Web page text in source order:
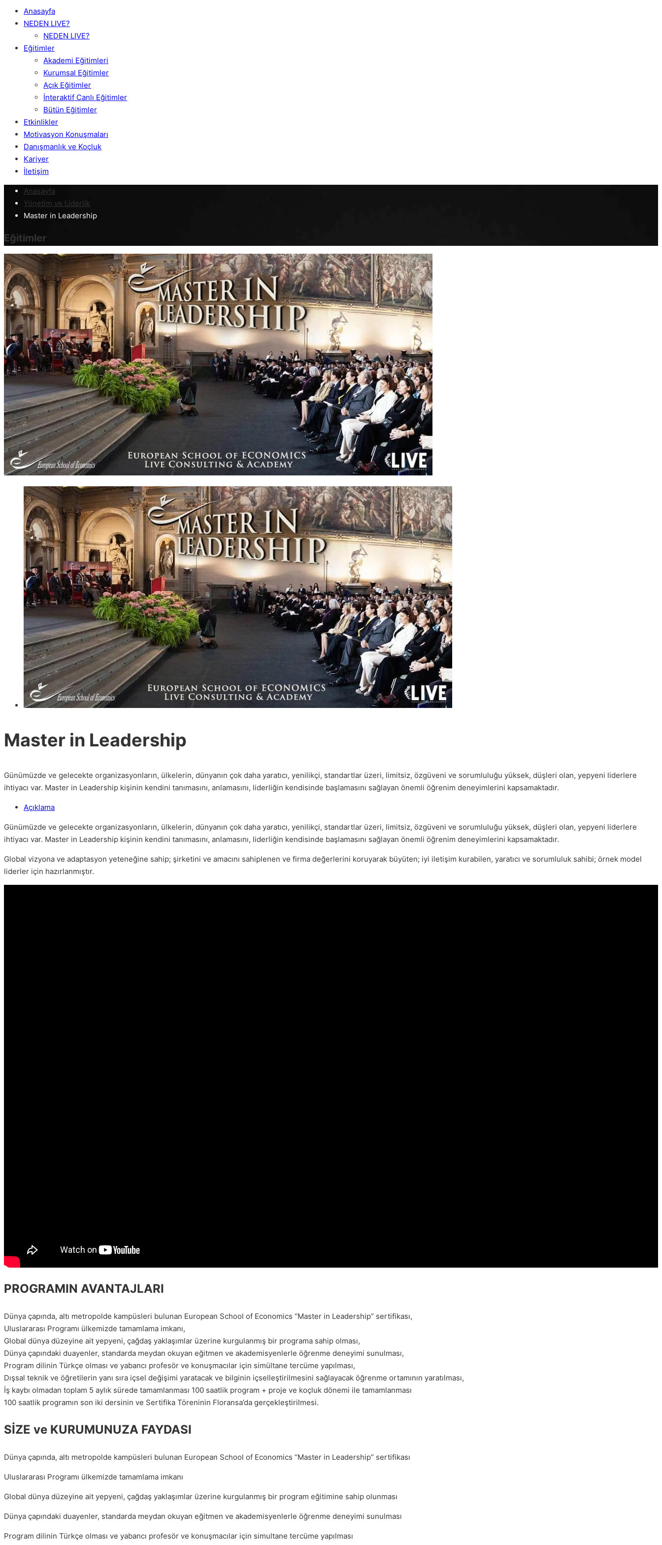
Anasayfa
NEDEN LIVE?
NEDEN LIVE?
Eğitimler
Akademi Eğitimleri
Kurumsal Eğitimler
Açık Eğitimler
İnteraktif Canlı Eğitimler
Bütün Eğitimler
Etkinlikler
Motivasyon Konuşmaları
Danışmanlık ve Koçluk
Kariyer
İletişim
Anasayfa
Yönetim ve Liderlik
Master in Leadership
Eğitimler
Master in Leadership
Günümüzde ve gelecekte organizasyonların, ülkelerin, dünyanın çok daha yaratıcı, yenilikçi, standartlar üzeri, limitsiz, özgüveni ve sorumluluğu yüksek, düşleri olan, yepyeni liderlere
ihtiyacı var. Master in Leadership kişinin kendini tanımasını, anlamasını, liderliğin kendisinde başlamasını sağlayan önemli öğrenim deneyimlerini kapsamaktadır.
Açıklama
Günümüzde ve gelecekte organizasyonların, ülkelerin, dünyanın çok daha yaratıcı, yenilikçi, standartlar üzeri, limitsiz, özgüveni ve sorumluluğu yüksek, düşleri olan, yepyeni liderlere
ihtiyacı var. Master in Leadership kişinin kendini tanımasını, anlamasını, liderliğin kendisinde başlamasını sağlayan önemli öğrenim deneyimlerini kapsamaktadır.
Global vizyona ve adaptasyon yeteneğine sahip; şirketini ve amacını sahiplenen ve firma değerlerini koruyarak büyüten; iyi iletişim kurabilen, yaratıcı ve sorumluluk sahibi; örnek model
liderler için hazırlanmıştır.
PROGRAMIN AVANTAJLARI
Dünya çapında, altı metropolde kampüsleri bulunan European School of Economics “Master in Leadership” sertifikası,
Uluslararası Programı ülkemizde tamamlama imkanı,
Global dünya düzeyine ait yepyeni, çağdaş yaklaşımlar üzerine kurgulanmış bir programa sahip olması,
Dünya çapındaki duayenler, standarda meydan okuyan eğitmen ve akademisyenlerle öğrenme deneyimi sunulması,
Program dilinin Türkçe olması ve yabancı profesör ve konuşmacılar için simültane tercüme yapılması,
Dışsal teknik ve öğretilerin yanı sıra içsel değişimi yaratacak ve bilginin içselleştirilmesini sağlayacak öğrenme ortamının yaratılması,
İş kaybı olmadan toplam 5 aylık sürede tamamlanması 100 saatlik program + proje ve koçluk dönemi ile tamamlanması
100 saatlik programın son iki dersinin ve Sertifika Töreninin Floransa’da gerçekleştirilmesi.
SİZE ve KURUMUNUZA FAYDASI
Dünya çapında, altı metropolde kampüsleri bulunan European School of Economics “Master in Leadership” sertifikası
Uluslararası Programı ülkemizde tamamlama imkanı
Global dünya düzeyine ait yepyeni, çağdaş yaklaşımlar üzerine kurgulanmış bir program eğitimine sahip olunması
Dünya çapındaki duayenler, standarda meydan okuyan eğitmen ve akademisyenlerle öğrenme deneyimi sunulması
Program dilinin Türkçe olması ve yabancı profesör ve konuşmacılar için simultane tercüme yapılması